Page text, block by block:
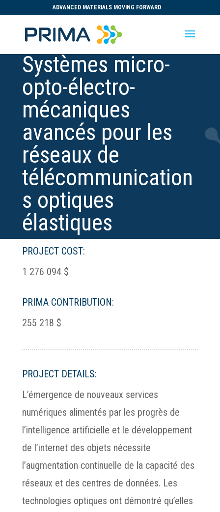
ADVANCED MATERIALS MOVING FORWARD
Systèmes micro-
opto-électro-
mécaniques
avancés pour les
réseaux de
télécommunication
s optiques
élastiques
PROJECT COST:
1 276 094 $
PRIMA CONTRIBUTION:
255 218 $
PROJECT DETAILS:
L’émergence de nouveaux services
numériques alimentés par les progrès de
l’intelligence artificielle et le développement
de l’internet des objets nécessite
l’augmentation continuelle de la capacité des
réseaux et des centres de données. Les
technologies optiques ont démontré qu’elles